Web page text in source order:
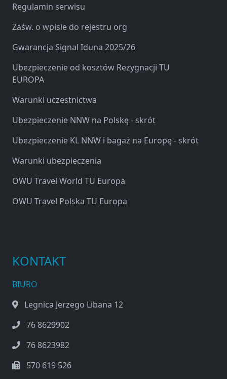
Regulamin serwisu
Zaśw. o wpisie do rejestru org
Gwarancja Signal Iduna 2025/26
Ubezpieczenie od kosztów Rezygnacji TU
EUROPA
Warunki uczestnictwa
Ubezpieczenie NNW na Polskę - skrót
Ubezpieczenie KL NNW i bagaż na Europę - skrót
Warunki ubezpieczenia
OWU Travel World TU Europa
OWU Travel Polska TU Europa
KONTAKT
BIURO
Legnica Jerzego Libana 12
76 8629902
76 8623982
570 619 526